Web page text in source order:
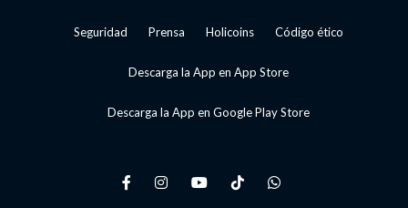
Seguridad Prensa Holicoins Código ético
Descarga la App en App Store
Descarga la App en Google Play Store